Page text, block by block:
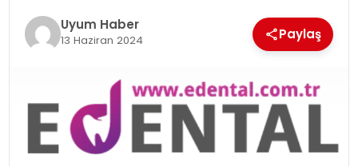
YAŞAM Uyum Haber
13 Haziran 2024 Paylaş